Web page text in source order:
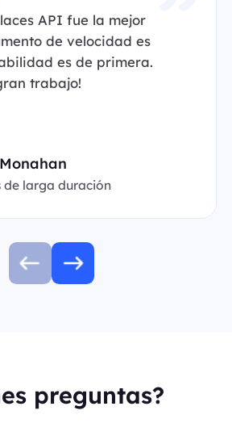
API fue la mejor
de velocidad es
es de primera.
trabajo!
de larga duración
preguntas?